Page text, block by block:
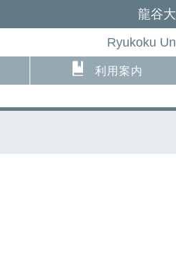
龍谷
Ryukoku
利用案内